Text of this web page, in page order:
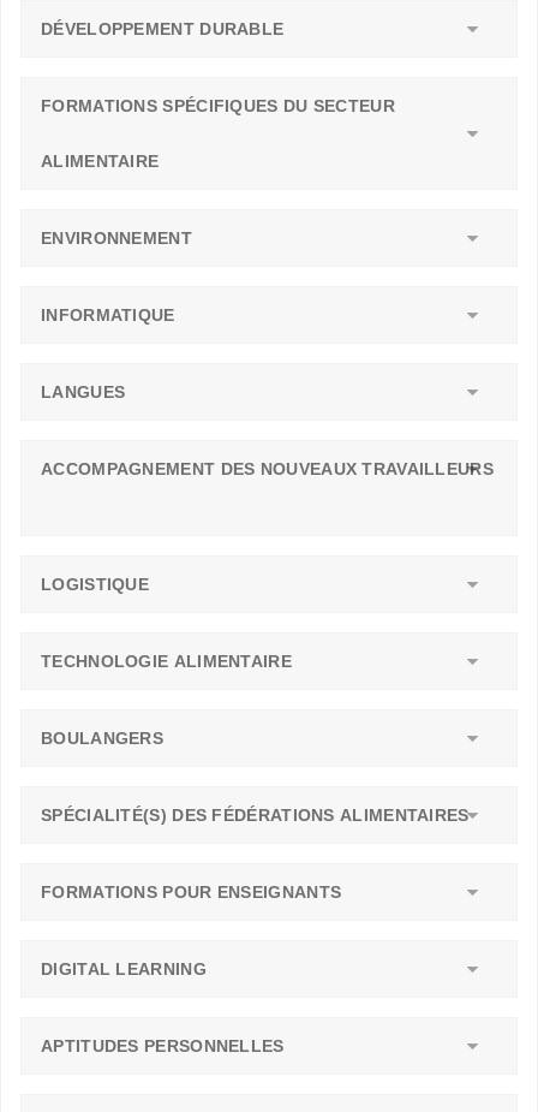
DÉVELOPPEMENT DURABLE
FORMATIONS SPÉCIFIQUES DU SECTEUR
ALIMENTAIRE
ENVIRONNEMENT
INFORMATIQUE
LANGUES
ACCOMPAGNEMENT DES NOUVEAUX TRAVAILLEURS
LOGISTIQUE
TECHNOLOGIE ALIMENTAIRE
BOULANGERS
SPÉCIALITÉ(S) DES FÉDÉRATIONS ALIMENTAIRES
FORMATIONS POUR ENSEIGNANTS
DIGITAL LEARNING
APTITUDES PERSONNELLES